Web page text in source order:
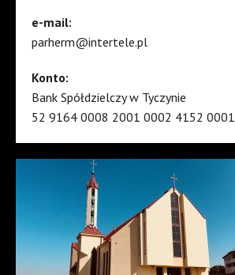
e-mail:
parherm@intertele.pl
Konto:
Bank Spółdzielczy w Tyczynie
52 9164 0008 2001 0002 4152 0001